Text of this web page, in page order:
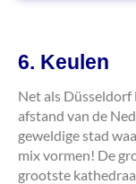
6. Keulen
Net als Düsseldorf
afstand van de
geweldige stad
mix vormen! De
grootste